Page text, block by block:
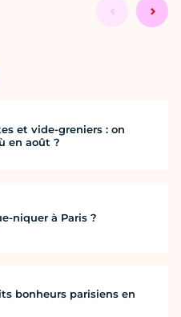
et vide-greniers : on
en août ?
niquer à Paris ?
bonheurs parisiens en